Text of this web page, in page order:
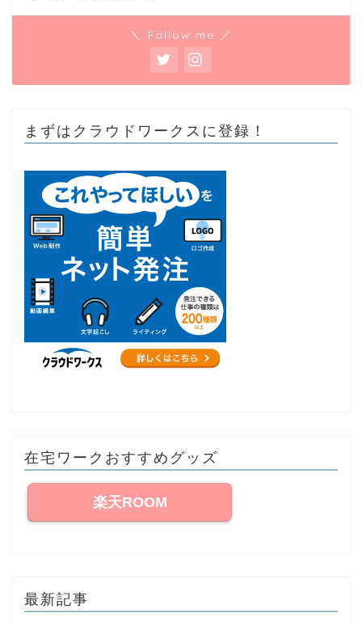
＼ Follow me ／
まずはクラウドワークスに登録！
在宅ワークおすすめグッズ
楽天ROOM
最新記事